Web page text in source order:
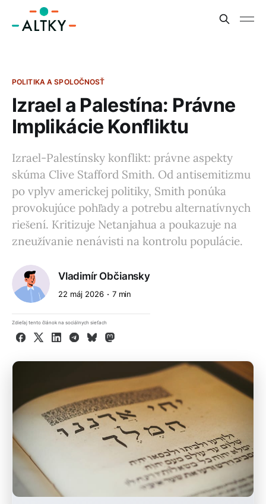
POLITIKA A SPOLOČNOSŤ
Izrael a Palestína: Právne
Implikácie Konfliktu
Izrael-Palestínsky konflikt: právne aspekty
skúma Clive Stafford Smith. Od antisemitizmu
po vplyv americkej politiky, Smith ponúka
provokujúce pohľady a potrebu alternatívnych
riešení. Kritizuje Netanjahua a poukazuje na
zneužívanie nenávisti na kontrolu populácie.
Vladimír Občiansky
22 máj 2026 7 min
Zdieľaj tento článok na sociálnych sieťach
Facebook
X LinkedInTelegram
BlueskyMastodon